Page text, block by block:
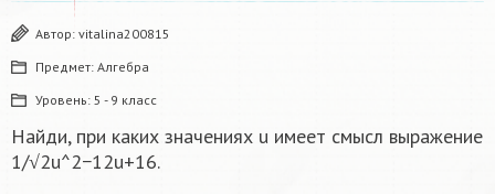
Автор: vitalina200815
Предмет: Алгебра
Уровень: 5 - 9 класс
Найди, при каких значениях u имеет смысл выражение
1/√2u^2−12u+16.